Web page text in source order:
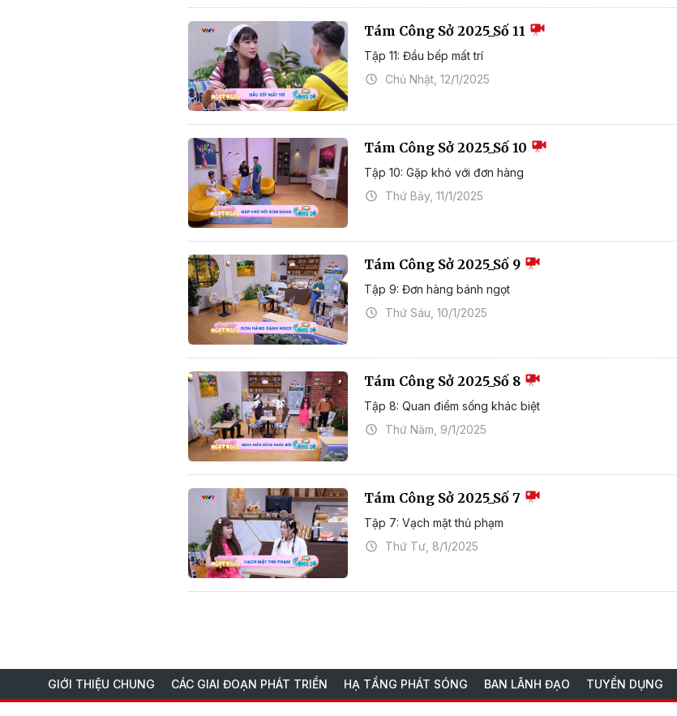
Tám Công Sở 2025_Số 11
Tập 11: Đầu bếp mất trí
Chủ Nhật, 12/1/2025
Tám Công Sở 2025_Số 10
Tập 10: Gặp khó với đơn hàng
Thứ Bảy, 11/1/2025
Tám Công Sở 2025_Số 9
Tập 9: Đơn hàng bánh ngọt
Thứ Sáu, 10/1/2025
Tám Công Sở 2025_Số 8
Tập 8: Quan điểm sống khác biệt
Thứ Năm, 9/1/2025
Tám Công Sở 2025_Số 7
Tập 7: Vạch mặt thủ phạm
Thứ Tư, 8/1/2025
GIỚI THIỆU CHUNG CÁC GIAI ĐOẠN PHÁT TRIỂN HẠ TẦNG PHÁT SÓNG BAN LÃNH ĐẠO TUYỂN DỤNG